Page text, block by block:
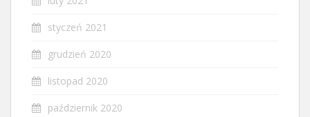
styczeń 2021
grudzień 2020
listopad 2020
październik 2020